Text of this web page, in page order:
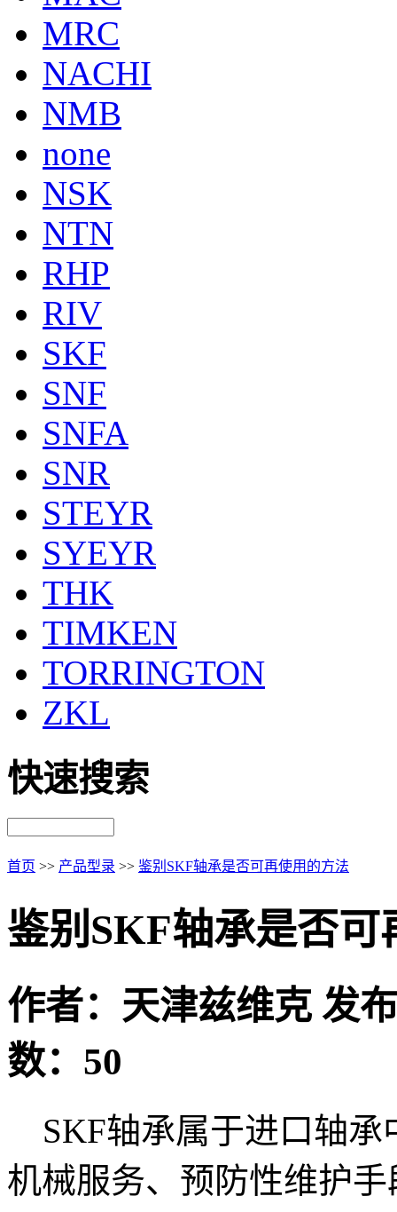
MRC
NACHI
NMB
none
NSK
NTN
RHP
RIV
SKF
SNF
SNFA
SNR
STEYR
SYEYR
THK
TIMKEN
TORRINGTON
ZKL
快速搜索
首页 >> 产品型录 >> 鉴别SKF轴承是否可再使用的方法
鉴别SKF轴承是否可
作者：天津兹维克 发
数：50
SKF轴承属于进口轴承
机械服务、预防性维护